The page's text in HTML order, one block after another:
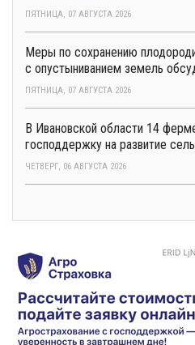
ПЯТНИЦА, 07 АВГУСТА 2026
Меры по сохранению
с опустыниванием земель
ПЯТНИЦА, 07 АВГУСТА 2026
В Ивановской области 14
господдержку на развитие
ЧЕТВЕРГ, 06 АВГУСТА 2026